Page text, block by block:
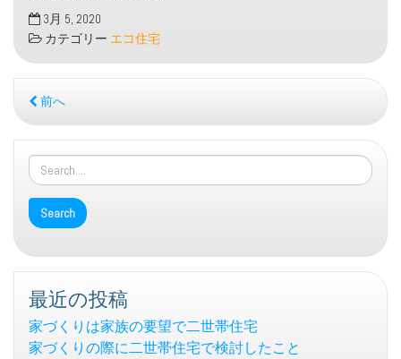
3月 5, 2020
カテゴリー エコ住宅
前へ
最近の投稿
家づくりは家族の要望で二世帯住宅
家づくりの際に二世帯住宅で検討したこと